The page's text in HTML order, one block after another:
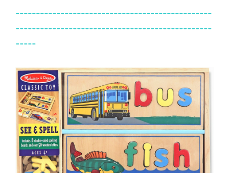
------------------------------------------------
------------------------------------------------
-----